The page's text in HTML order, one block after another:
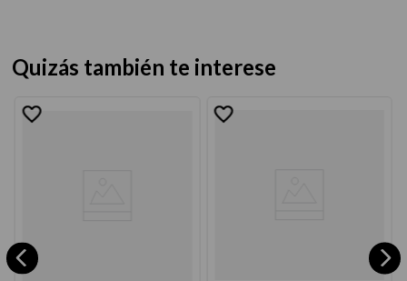
Quizás también te interese